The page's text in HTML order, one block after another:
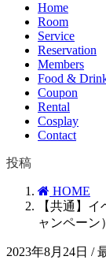
Home
Room
Service
Reservation
Members
Food &
Coupon
Rental
Cosplay
Contact
投稿
HOME
【共通】
ャンペーン
2023年8月24日 /